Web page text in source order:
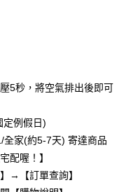
支付方式。 讓您購物簡單
。
5秒，將空氣排出後即可
例假日)
家(約5-7天) 寄達商品
配喔！】
→【訂單查詢】